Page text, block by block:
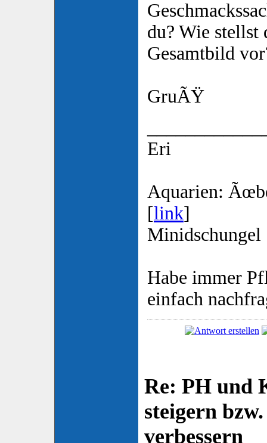
du? Wie stellst
Gesamtbild
GruÃŸ
Eri
Aquarien:
[link]
Minidschungel
Habe immer
einfach
Re: PH und
steigern
verbessern